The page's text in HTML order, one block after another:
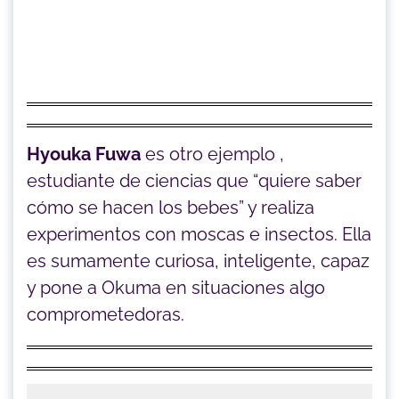
Hyouka Fuwa es otro ejemplo ,
estudiante de ciencias que “quiere saber
cómo se hacen los bebes” y realiza
experimentos con moscas e insectos. Ella
es sumamente curiosa, inteligente, capaz
y pone a Okuma en situaciones algo
comprometedoras.